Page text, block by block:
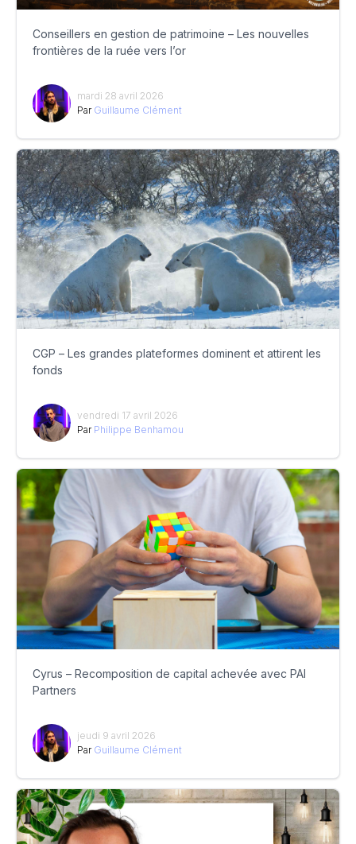
Conseillers en gestion de patrimoine – Les nouvelles
frontières de la ruée vers l’or
mardi 28 avril 2026
Par Guillaume Clément
CGP – Les grandes plateformes dominent et attirent les
fonds
vendredi 17 avril 2026
Par Philippe Benhamou
Cyrus – Recomposition de capital achevée avec PAI
Partners
jeudi 9 avril 2026
Par Guillaume Clément